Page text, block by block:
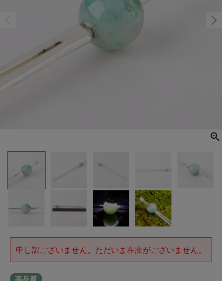
申し訳ございません。ただいま在庫がございません。